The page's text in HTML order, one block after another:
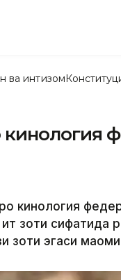
ва интизом
кинология
зоти сифатида
зоти эгаси